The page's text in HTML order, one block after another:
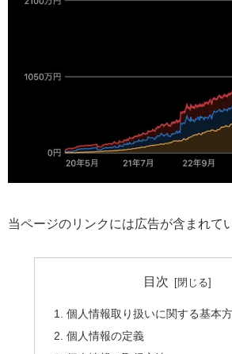
当ページのリンクには広告が含まれて
目次
個人情報取り扱いに関する基本
個人情報の定義